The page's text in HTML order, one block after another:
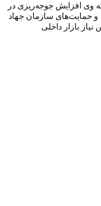
وی افزایش جوجه‌ریزی در
و حمایت‌های سازمان جهاد
بازار داخلی